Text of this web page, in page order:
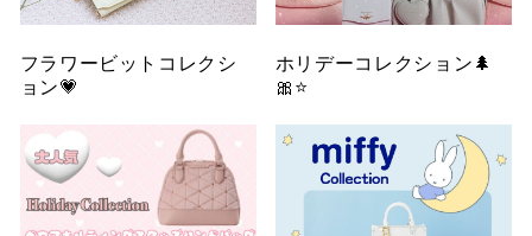
フラワービットコレクシ
ョン💗
ホリデーコレクション🌲
🎀⭐️